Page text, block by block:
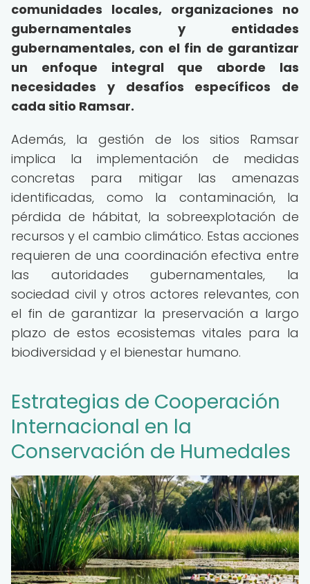
comunidades locales, organizaciones no
gubernamentales y entidades
gubernamentales, con el fin de garantizar
un enfoque integral que aborde las
necesidades y desafíos específicos de
cada sitio Ramsar.
Además, la gestión de los sitios Ramsar
implica la implementación de medidas
concretas para mitigar las amenazas
identificadas, como la contaminación, la
pérdida de hábitat, la sobreexplotación de
recursos y el cambio climático. Estas acciones
requieren de una coordinación efectiva entre
las autoridades gubernamentales, la
sociedad civil y otros actores relevantes, con
el fin de garantizar la preservación a largo
plazo de estos ecosistemas vitales para la
biodiversidad y el bienestar humano.
Estrategias de Cooperación
Internacional en la
Conservación de Humedales